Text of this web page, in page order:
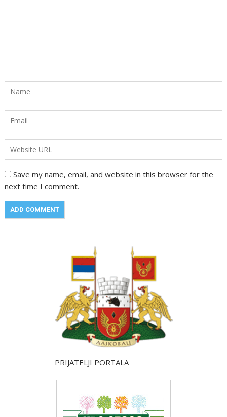
Save my name, email, and website in this browser for the
next time I comment.
PRIJATELJI PORTALA